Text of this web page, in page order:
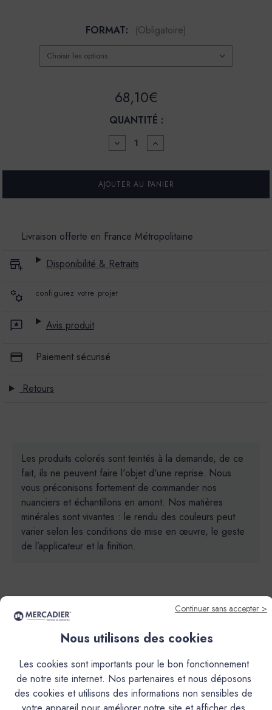
FORMAT: (Obligatoire)
68,10€
QUANTITÉ :
DIMINUER
LA
POUR
GLACIS
-
AUGMENTER
LA
POUR
GLACIS
-
Livraison offerte en France Métropolitaine
Disponibilité & Retraits
configurez votre projet
Avis produit
Paiement sécurisé
Retours
Les produits colorés sont teintés à la demande, de ce
fait, ils ne peuvent faire l'objet d'une reprise. Nous
vous préconisons fortement de commander nos
nuanciers et échantillons en amont. Nos matières
minérales sont vivantes : le rendu des couleurs peut
varier selon les conditions de mise en œuvre, le geste
de l’applicateur et la finition.
Descriptif
Caractéristiques
Continuer sans accepter >
Nous utilisons des cookies
Les cookies sont importants pour le bon fonctionnement
de notre site internet. Nos partenaires et nous déposons
des cookies et utilisons des informations non sensibles de